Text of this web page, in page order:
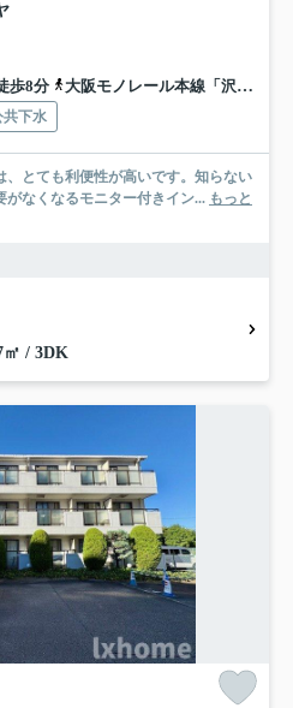
歩8分
大阪モノレール本線「沢良宜」駅 徒歩16分
共下水
、とても利便性が高いです。知らない
がなくなるモニター付きイン... もっと
㎡ / 3DK